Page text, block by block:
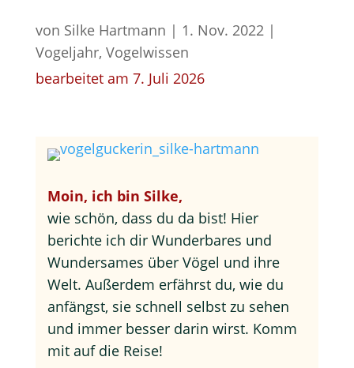
von Silke Hartmann | 1. Nov. 2022|
Vogeljahr, Vogelwissen
bearbeitet am 7. Juli 2026
Moin, ich bin Silke,
wie schön, dass du da bist! Hier
berichte ich dir Wunderbares und
Wundersames über Vögel und ihre
Welt. Außerdem erfährst du, wie du
anfängst, sie schnell selbst zu sehen
und immer besser darin wirst. Komm
mit auf die Reise!